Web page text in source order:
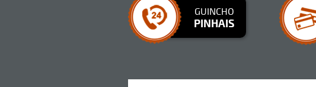
GUINCHO
PINHAIS